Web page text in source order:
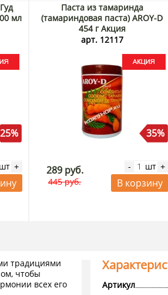
мл
25%
шт +
Паста из тамаринда
(тамариндовая паста) AROY-D
454 г Акция
арт. 12117
35%
289 руб.
445 руб.
- шт +
В корзину
Артикул
традициями
чтобы
всех его